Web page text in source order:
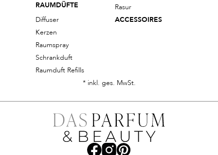
RAUMDÜFTE
Diffuser
Kerzen
Raumspray
Schrankduft
Raumduft Refills
Rasur
ACCESSOIRES
* inkl. ges. MwSt.